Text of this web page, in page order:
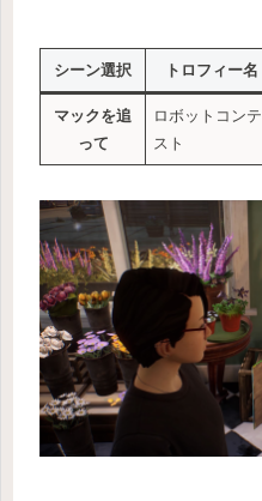
シーン選択 トロフィー名
マックを追
って
ロボットコンテ
スト